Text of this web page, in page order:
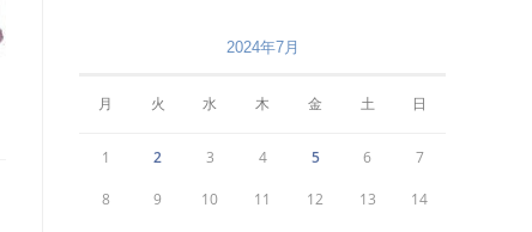
2024年7月
月 火 水 木 金 土 日
1 2 3 4 5 6 7
8 9 10 11 12 13 14